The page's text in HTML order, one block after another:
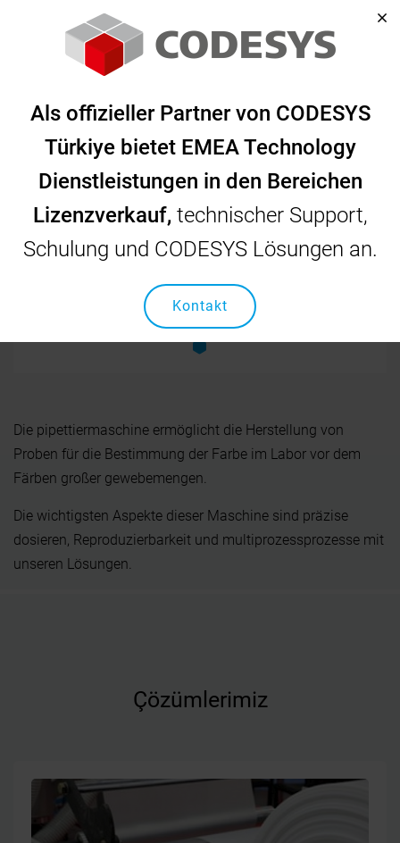
Automatisierung Der Pipettierungs-Labormaschine
Automatisierung Der
Pipettierungs-
Labormaschine
Die pipettiermaschine ermöglicht die Herstellung von
Proben für die Bestimmung der Farbe im Labor vor dem
Färben großer gewebemengen.
Die wichtigsten Aspekte dieser Maschine sind präzise
dosieren, Reproduzierbarkeit und multiprozessprozesse mit
unseren Lösungen.
Çözümlerimiz
Als offizieller Partner von CODESYS
Türkiye bietet EMEA Technology
Dienstleistungen in den Bereichen
Lizenzverkauf, technischer Support,
Schulung und CODESYS Lösungen an.
Kontakt